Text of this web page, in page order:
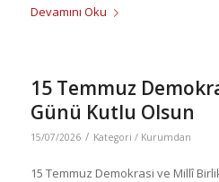
Devamını Oku
15 Temmuz
Günü Kutlu Olsun
15/07/2026 / Kategori / Kurumdan
15 Temmuz Demokrasi ve Millî